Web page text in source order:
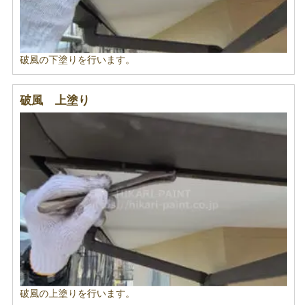
破風の下塗りを行います。
破風 上塗り
破風の上塗りを行います。